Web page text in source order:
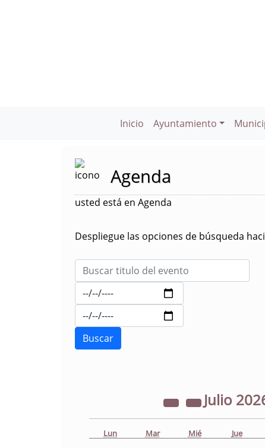
Inicio Ayuntamiento
Agenda
usted está en Agenda
Despliegue las opciones de búsqueda
Julio
Lun Mar Mié Jue